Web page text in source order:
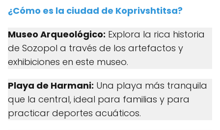
¿Cómo es la ciudad de Koprivshtitsa?
Museo Arqueológico: Explora la rica historia
de Sozopol a través de los artefactos y
exhibiciones en este museo.
Playa de Harmani: Una playa más tranquila
que la central, ideal para familias y para
practicar deportes acuáticos.